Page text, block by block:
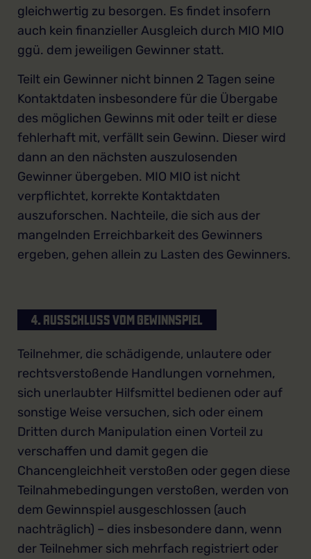
gleichwertig zu besorgen. Es findet insofern
auch kein finanzieller Ausgleich durch MIO MIO
ggü. dem jeweiligen Gewinner statt.
Teilt ein Gewinner nicht binnen 2 Tagen seine
Kontaktdaten insbesondere für die Übergabe
des möglichen Gewinns mit oder teilt er diese
fehlerhaft mit, verfällt sein Gewinn. Dieser wird
dann an den nächsten auszulosenden
Gewinner übergeben. MIO MIO ist nicht
verpflichtet, korrekte Kontaktdaten
auszuforschen. Nachteile, die sich aus der
mangelnden Erreichbarkeit des Gewinners
ergeben, gehen allein zu Lasten des Gewinners.
4. AUSSCHLUSS VOM GEWINNSPIEL
Teilnehmer, die schädigende, unlautere oder
rechtsverstoßende Handlungen vornehmen,
sich unerlaubter Hilfsmittel bedienen oder auf
sonstige Weise versuchen, sich oder einem
Dritten durch Manipulation einen Vorteil zu
verschaffen und damit gegen die
Chancengleichheit verstoßen oder gegen diese
Teilnahmebedingungen verstoßen, werden von
dem Gewinnspiel ausgeschlossen (auch
nachträglich) – dies insbesondere dann, wenn
der Teilnehmer sich mehrfach registriert oder